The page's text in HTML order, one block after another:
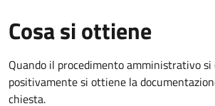
Cosa si ottiene
Quando il procedimento amministrativo si
positivamente si ottiene la
chiesta.